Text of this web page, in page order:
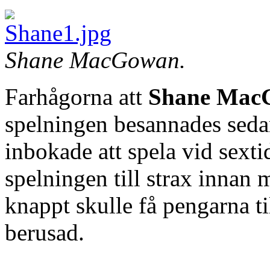
Shane MacGowan.
Farhågorna att Shane
spelningen besannades
inbokade att spela vid
spelningen till strax innan
knappt skulle få pengarna
berusad.